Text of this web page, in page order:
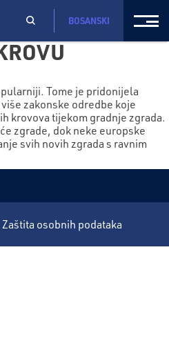
BOSANSKI
Tome je pridonijela
zakonske odredbe koje
krovova tijekom gradnje zgrada.
zgrade, dok neke europske
svih novih zgrada s ravnim
Zaštita osobnih podataka